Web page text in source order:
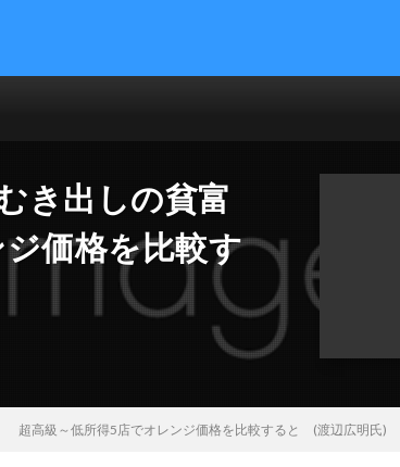
き出しの貧富
価格を比較す
超高級～低所得5店でオレンジ価格を比較すると (渡辺広明氏)